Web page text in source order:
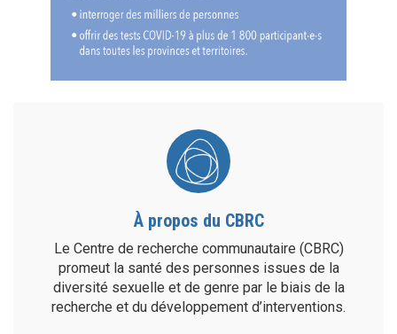
À propos du CBRC
Le Centre de recherche communautaire (CBRC)
promeut la santé des personnes issues de la
diversité sexuelle et de genre par le biais de la
recherche et du développement d’interventions.